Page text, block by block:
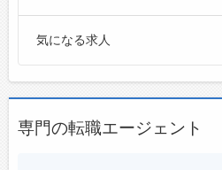
気になる求人
専門の転職エージェント